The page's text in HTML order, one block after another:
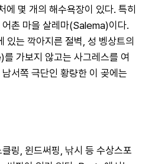
에 몇 개의 해수욕장이 있다. 특히
촌 마을 살레마(Salema)이다.
있는 깍아지른 절벽, 성 벵상트의
가보지 않고는 사그레스를 여
서쪽 극단인 황량한 이 곶에는
링, 윈드써핑, 낚시 등 수상스포